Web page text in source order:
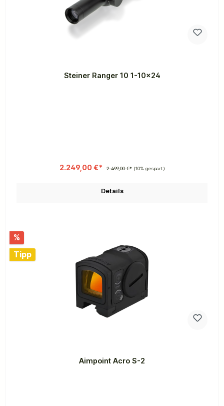
Steiner Ranger 10 1-10x24
2.249,00 €* 2.499,00 €* (10% gespart)
Details
%
Tipp
Aimpoint Acro S-2